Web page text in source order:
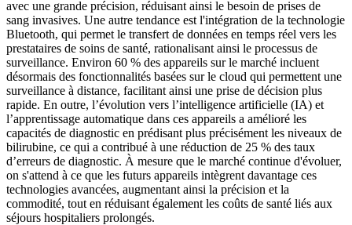
avec une grande précision, réduisant ainsi le besoin de prises de
sang invasives. Une autre tendance est l'intégration de la technologie
Bluetooth, qui permet le transfert de données en temps réel vers les
prestataires de soins de santé, rationalisant ainsi le processus de
surveillance. Environ 60 % des appareils sur le marché incluent
désormais des fonctionnalités basées sur le cloud qui permettent une
surveillance à distance, facilitant ainsi une prise de décision plus
rapide. En outre, l’évolution vers l’intelligence artificielle (IA) et
l’apprentissage automatique dans ces appareils a amélioré les
capacités de diagnostic en prédisant plus précisément les niveaux de
bilirubine, ce qui a contribué à une réduction de 25 % des taux
d’erreurs de diagnostic. À mesure que le marché continue d'évoluer,
on s'attend à ce que les futurs appareils intègrent davantage ces
technologies avancées, augmentant ainsi la précision et la
commodité, tout en réduisant également les coûts de santé liés aux
séjours hospitaliers prolongés.